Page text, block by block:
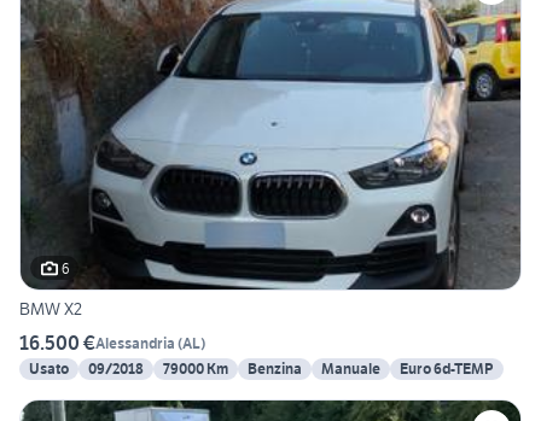
6
BMW X2
16.500 €Alessandria (AL)
Usato
09/2018 79000 Km Benzina Manuale Euro 6d-TEMP